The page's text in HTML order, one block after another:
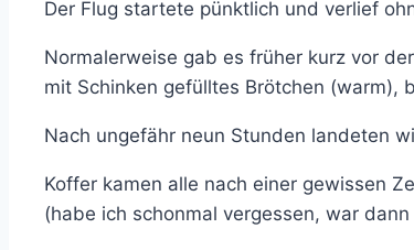
Der Flug startete pünktlich und verlief
Normalerweise gab es früher kurz vor
mit Schinken gefülltes Brötchen (warm),
Nach ungefähr neun Stunden landeten
Koffer kamen alle nach einer gewissen
(habe ich schonmal vergessen, war dann